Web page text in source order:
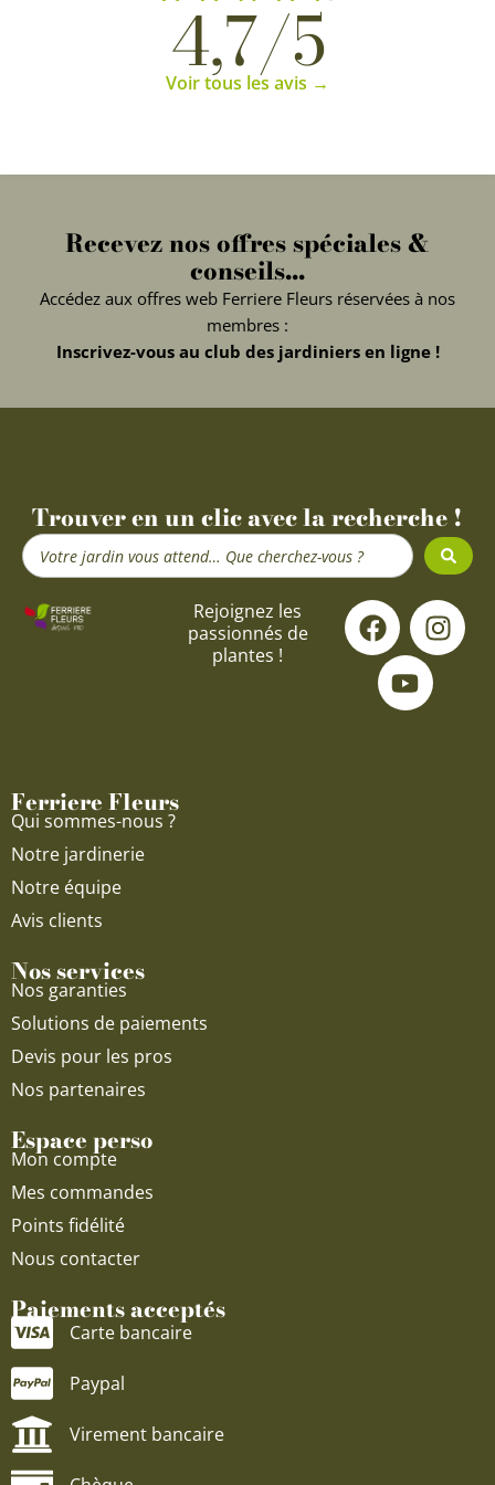
4,7/5
Voir tous les avis →
Recevez nos offres spéciales &
conseils...
Accédez aux offres web Ferriere Fleurs réservées à nos
membres :
Inscrivez-vous au club des jardiniers en ligne !
Trouver en un clic avec la recherche !
Search
...
Rejoignez les
passionnés de
plantes !
F
a
c
e
I
n
s
Y
o
u
t
u
Ferriere Fleurs
Qui sommes-nous ?
Notre jardinerie
Notre équipe
Avis clients
Nos services
Nos garanties
Solutions de paiements
Devis pour les pros
Nos partenaires
Espace perso
Mon compte
Mes commandes
Points fidélité
Nous contacter
Paiements acceptés
Carte bancaire
Paypal
Virement bancaire